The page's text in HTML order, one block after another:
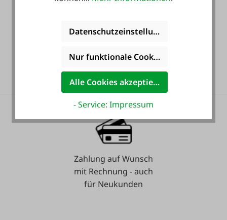
36 Monate
Langzeit-Garantie.
Zahlung auf Wunsch
mit Rechnung - auch
für Neukunden
Datenschutzeinstellungen
Nur funktionale Cookies akzeptieren
Alle Cookies akzeptieren
- Service: Impressum